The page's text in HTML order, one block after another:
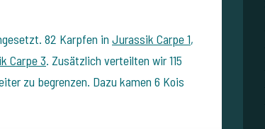
82 Karpfen in Jurassik Carpe 1,
Carpe 3. Zusätzlich verteilten wir 115
zu begrenzen. Dazu kamen 6 Kois